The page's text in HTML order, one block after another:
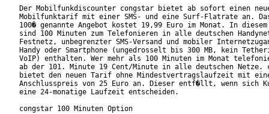
Der Mobilfunkdiscounter congstar bietet ab sofort einen
Mobilfunktarif mit einer SMS- und eine Surf-Flatrate an.
100� genannte Angebot kostet 19,99 Euro im Monat. In
sind 100 Minuten zum Telefonieren in alle deutschen
Festnetz, unbegrenzter SMS-Versand und mobiler
Handy oder Smartphone (ungedrosselt bis 300 MB, kein
VoIP) enthalten. Wer mehr als 100 Minuten im Monat
ab der 101. Minute 19 Cent/Minute in alle deutschen Netze.
bietet den neuen Tarif ohne Mindestvertragslaufzeit mit
Anschlusspreis von 25 Euro an. Dieser entf�llt, wenn sich
eine 24-monatige Laufzeit entscheiden.
congstar 100 Minuten Option